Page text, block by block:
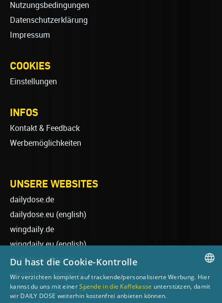
Nutzungsbedingungen
Datenschutzerklärung
Impressum
COOKIES
Einstellungen
INFOS
Kontakt & Feedback
Werbemöglichkeiten
UNSERE WEBSITES
dailydose.de
dailydose.eu (english)
wingdaily.de
wingdaily.eu(english)
dailydose-shop.de
windsurfen-lernen.de
wellenreiten-lernen.de
GERMAN
Du hast die Cookie-Kontrolle
Wir verzichten komplett auf trackende/personalisierte Werbung. Hier
kannst du uns mit einerSpende in die Kaffekasse unterstützen, damit
wir DAILY DOSE weiterhin kostenfrei anbieten können.